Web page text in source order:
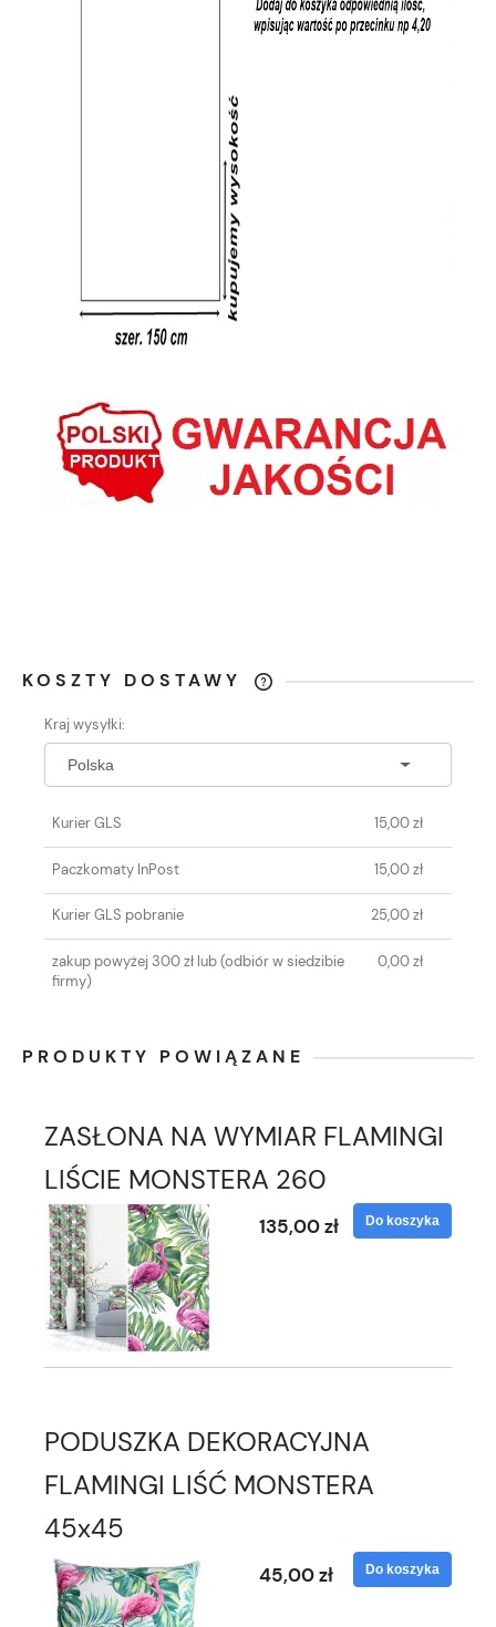
KOSZTY DOSTAWY
KOSZTÓW PŁATNOŚCI
Kraj wysyłki:
Kurier GLS 15,00 zł
Paczkomaty InPost 15,00 zł
Kurier GLS pobranie 25,00 zł
zakup powyżej 300 zł lub(odbiór w siedzibie
firmy)
0,00 zł
PRODUKTY POWIĄZANE
ZASŁONA NA WYMIAR FLAMINGI
LIŚCIE MONSTERA 260
135,00 zł Do koszyka
PODUSZKA DEKORACYJNA
FLAMINGI LIŚĆ MONSTERA
45x45
45,00 zł Do koszyka